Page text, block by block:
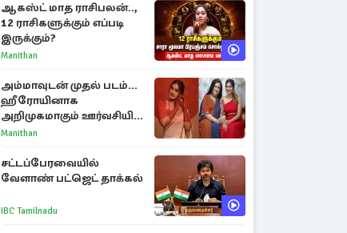
ஆகஸ்ட் மாத ராசிபலன்..,
12 ராசிகளுக்கும் எப்படி
இருக்கும்?
Manithan
அம்மாவுடன் முதல் படம்...
ஹீரோயினாக
அறிமுகமாகும் ஊர்வசியின்
மகள் தேஜலட்சுமி!
Manithan
சட்டப்பேரவையில்
வேளாண் பட்ஜெட் தாக்கல்
IBC Tamilnadu